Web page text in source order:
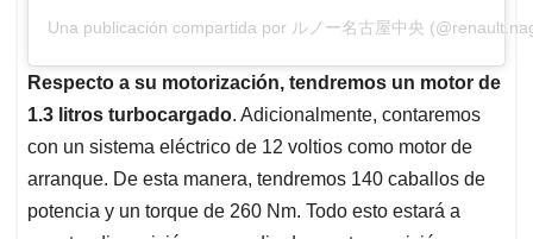
Una publicación compartida por ルノー名古屋中央
Respecto a su motorización, tendremos un motor de
1.3 litros turbocargado. Adicionalmente, contaremos
con un sistema eléctrico de 12 voltios como motor de
arranque. De esta manera, tendremos 140 caballos de
potencia y un torque de 260 Nm. Todo esto estará a